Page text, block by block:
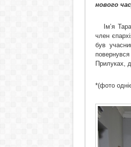
нового
Ім’я
член
був
Прилуках,
*(фото